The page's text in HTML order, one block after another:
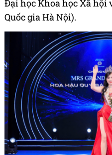
Đại học Khoa học Xã hội
Quốc gia Hà Nội).